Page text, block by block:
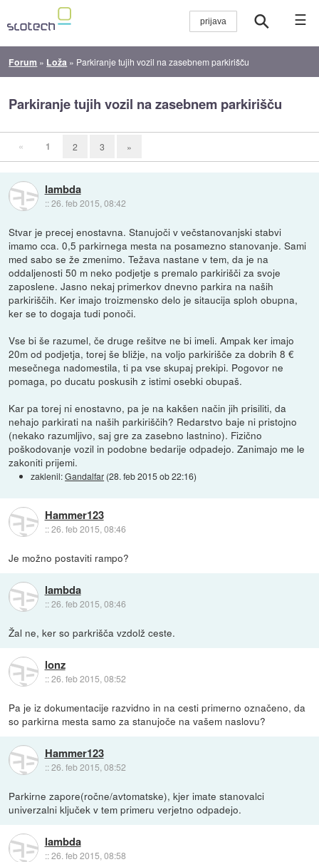
☰
Forum » Loža » Parkiranje tujih vozil na zasebnem parkirišču
Parkiranje tujih vozil na zasebnem parkirišču
« 1 2 3 »
lambda
::26. feb 2015, 08:42
Stvar je precej enostavna. Stanujoči v večstanovanjski stabvi
imamo cca. 0,5 parkirnega mesta na posamezno stanovanje. Sami
med sabo se že zmenimo. Težava nastane v tem, da je na
oddaljenosti 50 m neko podjetje s premalo parkirišči za svoje
zaposlene. Jasno nekaj primerkov dnevno parkira na naših
parkiriščih. Ker imajo troizmensko delo je sitaucija sploh obupna,
ker se to dogaja tudi ponoči.
Vse bi še razumel, če druge rešitve ne bi imeli. Ampak ker imajo
20m od podjetja, torej še bližje, na voljo parkirišče za dobrih 8 €
mesečnega nadomestila, ti pa vse skupaj prekipi. Pogovor ne
pomaga, po ducatu poskusih z istimi osebki obupaš.
Kar pa torej ni enostavno, pa je na kakšen način jih prisiliti, da
nehajo parkirati na naših parkiriščih? Redarstvo baje ni pristojno
(nekako razumljivo, saj gre za zasebno lastnino). Fizično
poškodovanje vozil in podobne bedarije odpadejo. Zanimajo me le
zakoniti prijemi.
zaklenil:Gandalfar (28. feb 2015 ob 22:16)
Hammer123
::26. feb 2015, 08:46
Je možno postaviti rampo?
lambda
::26. feb 2015, 08:46
Žal ne, ker so parkrišča vzdolž ceste.
lonz
::26. feb 2015, 08:52
Pa je iz dokumentacije razvidno in na cesti primerno označeno, da
so parkirna mesta samo za stanujoče na vašem naslovu?
Hammer123
::26. feb 2015, 08:52
Parkirne zapore(ročne/avtomatske), kjer imate stanovalci
univerzalni ključek v tem primeru verjetno odpadejo.
lambda
::26. feb 2015, 08:58